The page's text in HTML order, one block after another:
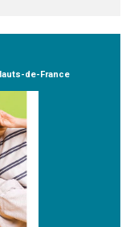
de-France